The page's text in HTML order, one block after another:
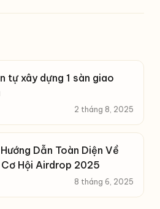
tự xây dựng 1 sàn giao
2 tháng 8, 2025
Dẫn Toàn Diện Về
Hội Airdrop 2025
8 tháng 6, 2025